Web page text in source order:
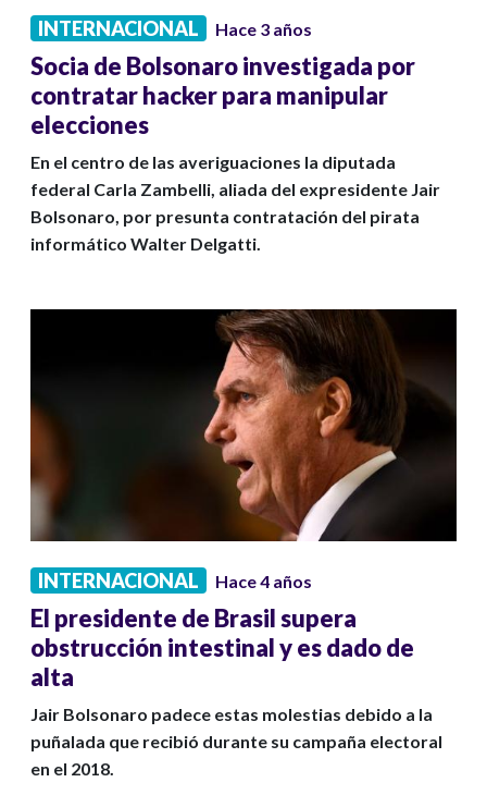
INTERNACIONAL Hace 3 años
Socia de Bolsonaro investigada por
contratar hacker para manipular
elecciones
En el centro de las averiguaciones la diputada
federal Carla Zambelli, aliada del expresidente Jair
Bolsonaro, por presunta contratación del pirata
informático Walter Delgatti.
INTERNACIONAL Hace 4 años
El presidente de Brasil supera
obstrucción intestinal y es dado de
alta
Jair Bolsonaro padece estas molestias debido a la
puñalada que recibió durante su campaña electoral
en el 2018.